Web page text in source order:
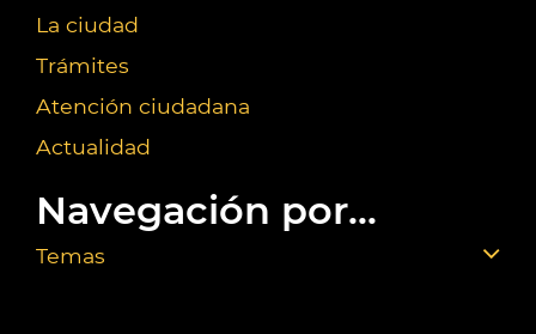
La ciudad
Trámites
Atención ciudadana
Actualidad
Navegación por...
Temas